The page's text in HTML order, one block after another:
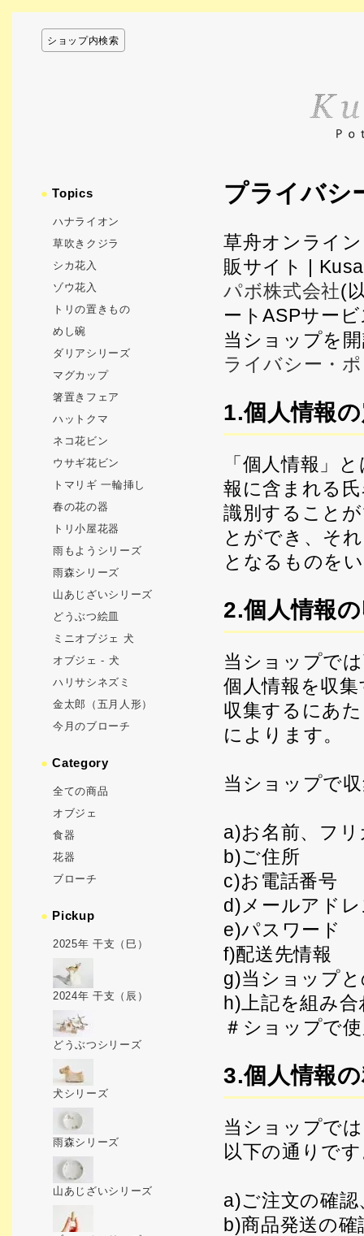
ショップ内検索
プライバシ
草舟オンライ
販サイト |
パボ株式会社(
ートASPサー
当ショップを
ライバシー・
1.個人情報
「個人情報」
報に含まれる
識別すること
とができ、そ
となるものを
2.個人情報
当ショップで
個人情報を収
収集するにあ
によります。
当ショップで
a)お名前、フ
b)ご住所
c)お電話番号
d)メールアド
e)パスワード
f)配送先情報
g)当ショップ
h)上記を組み
＃ショップで
3.個人情報
当ショップで
以下の通りで
a)ご注文の確認
b)商品発送の確
●Topics
ハナライオン
草吹きクジラ
シカ花入
ゾウ花入
トリの置きもの
めし碗
ダリアシリーズ
マグカップ
箸置きフェア
ハットクマ
ネコ花ビン
ウサギ花ビン
トマリギ 一輪挿し
春の花の器
トリ小屋花器
雨もようシリーズ
雨森シリーズ
山あじざいシリーズ
どうぶつ絵皿
ミニオブジェ 犬
オブジェ - 犬
ハリサシネズミ
金太郎（五月人形）
今月のブローチ
●Category
全ての商品
オブジェ
食器
花器
ブローチ
● Pickup
2025年 干支（巳）
2024年 干支（辰）
どうぶつシリーズ
犬シリーズ
雨森シリーズ
山あじざいシリーズ